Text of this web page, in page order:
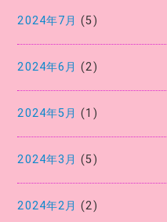
2024年7月 (5)
2024年6月 (2)
2024年5月 (1)
2024年3月 (5)
2024年2月 (2)